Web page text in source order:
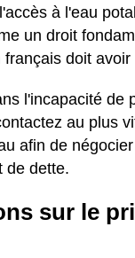
à l'eau
un droit
doit avoir
l'incapacité de
au plus
afin de
de dette.
sur le